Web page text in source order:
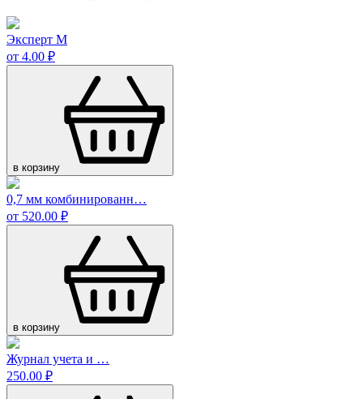
Эксперт М
от 4.00 ₽
в корзину
0,7 мм комбинированн…
от 520.00 ₽
в корзину
Журнал учета и …
250.00 ₽